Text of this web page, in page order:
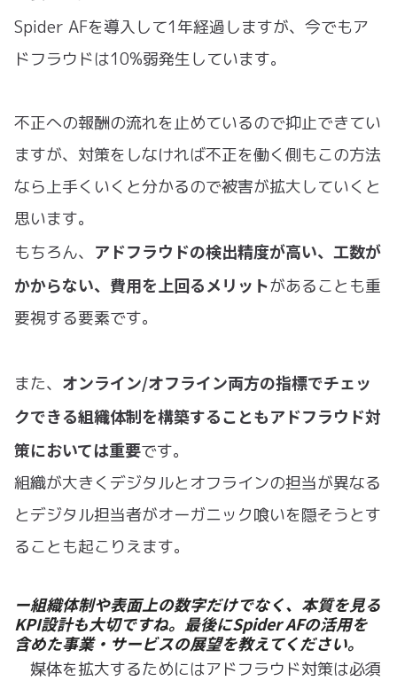
Spider AFを導入して1年経過しますが、今でもア
ドフラウドは10%弱発生しています。
不正への報酬の流れを止めているので抑止できてい
ますが、対策をしなければ不正を働く側もこの方法
なら上手くいくと分かるので被害が拡大していくと
思います。
もちろん、 アドフラウドの検出精度が高い、工数が
かからない、費用を上回るメリットがあることも重
要視する要素です。
また、 オンライン/オフライン両方の指標でチェッ
クできる組織体制を構築することもアドフラウド対
策においては重要です。
組織が大きくデジタルとオフラインの担当が異なる
とデジタル担当者がオーガニック喰いを隠そうとす
ることも起こりえます。
ー組織体制や表面上の数字だけでなく、本質を見る
KPI設計も大切ですね。最後にSpider AFの活用を
含めた事業・サービスの展望を教えてください。
媒体を拡大するためにはアドフラウド対策は必須